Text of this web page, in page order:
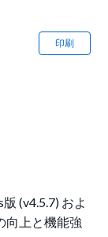
印刷
(v4.5.7) およ
向上と機能強